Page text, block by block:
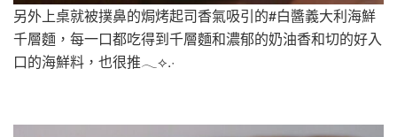
另外上桌就被撲鼻的焗烤起司香氣吸引的#白醬義大利海鮮
千層麵，每一口都吃得到千層麵和濃郁的奶油香和切的好入
口的海鮮料，也很推︎︎𓂃⟡.·